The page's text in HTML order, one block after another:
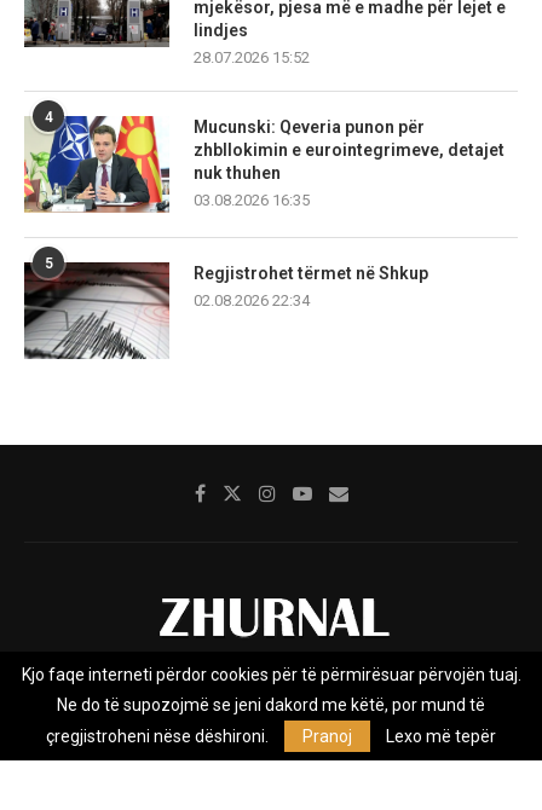
mjekësor, pjesa më e madhe për lejet e
lindjes
28.07.2026 15:52
4
Mucunski: Qeveria punon për
zhbllokimin e eurointegrimeve, detajet
nuk thuhen
03.08.2026 16:35
5
Regjistrohet tërmet në Shkup
02.08.2026 22:34
Rreth nesh Impresumi Marketing
Privacy Policy
Zhurnal.mk është Agjenci e Lajmeve e pavarur, e themeluar në vitin
Kjo faqe interneti përdor cookies për të përmirësuar përvojën tuaj.
Ne do të supozojmë se jeni dakord me këtë, por mund të
çregjistroheni nëse dëshironi.
Pranoj Lexo më tepër